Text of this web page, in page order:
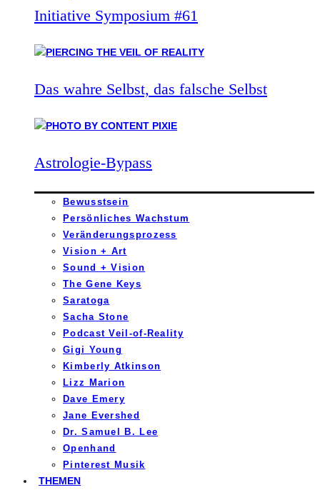
Initiative Symposium #61
Das wahre Selbst, das falsche Selbst
Astrologie-Bypass
Bewusstsein
Persönliches Wachstum
Veränderungsprozess
Vision + Art
Sound + Vision
The Gene Keys
Saratoga
Sacha Stone
Podcast Veil-of-Reality
Gigi Young
Kimberly Atkinson
Lizz Marion
Dave Emery
Jane Evershed
Dr. Samuel B. Lee
Openhand
Pinterest Musik
THEMEN